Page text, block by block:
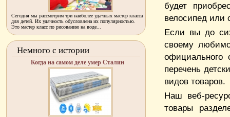
будет
велосипед или
Если вы до
своему
перечень
видов товаров.
Наш веб-
товары
Сегодня мы рассмотрим три наиболее удачных мастер класса
для детей. Их удачность обусловлена их популярностью.
Это мастер класс по рисованию на воде...
Немного с истории
Когда на самом деле умер Сталин